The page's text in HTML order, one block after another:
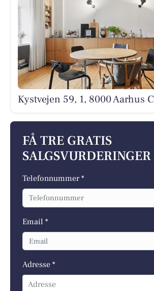
Kystvejen 59, 1, 8000 Aarhus C
FÅ TRE GRATIS
SALGSVURDERINGER
Telefonnummer *
Email *
Adresse *
Adresse